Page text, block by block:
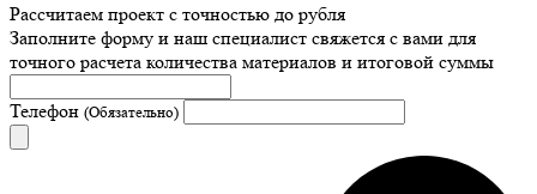
Рассчитаем проект с точностью до рубля
Заполните форму и наш специалист свяжется с вами для
точного расчета количества материалов и итоговой суммы
Телефон (Обязательно)